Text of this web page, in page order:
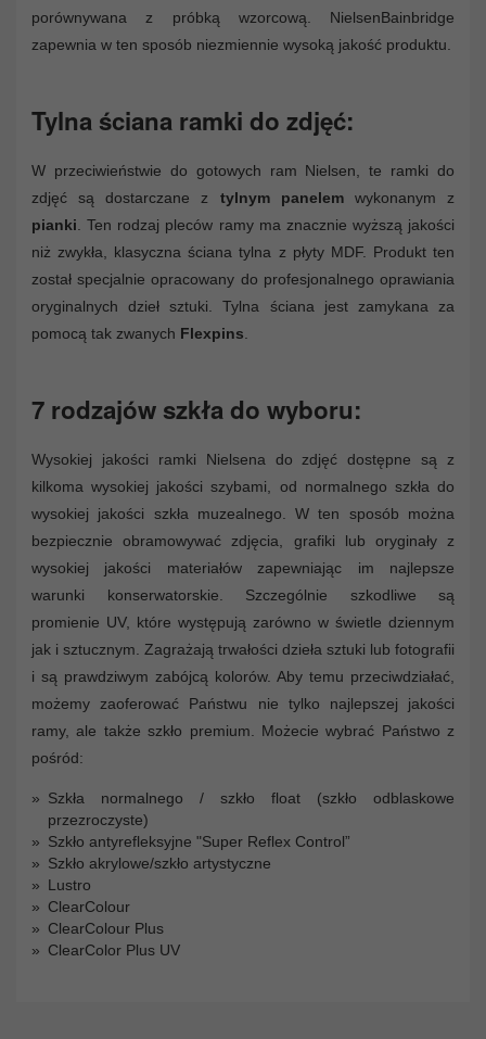
porównywana z próbką wzorcową. NielsenBainbridge
zapewnia w ten sposób niezmiennie wysoką jakość produktu.
Tylna ściana ramki do zdjęć:
W przeciwieństwie do gotowych ram Nielsen, te ramki do
zdjęć są dostarczane z tylnym panelemwykonanym z
pianki . Ten rodzaj pleców ramy ma znacznie wyższą jakości
niż zwykła, klasyczna ściana tylna z płyty MDF. Produkt ten
został specjalnie opracowany do profesjonalnego oprawiania
oryginalnych dzieł sztuki. Tylna ściana jest zamykana za
pomocą tak zwanych Flexpins
7 rodzajów szkła do wyboru:
Wysokiej jakości ramki Nielsena do zdjęć dostępne są z
kilkoma wysokiej jakości szybami, od normalnego szkła do
wysokiej jakości szkła muzealnego. W ten sposób można
bezpiecznie obramowywać zdjęcia, grafiki lub oryginały z
wysokiej jakości materiałów zapewniając im najlepsze
warunki konserwatorskie. Szczególnie szkodliwe są
promienie UV, które występują zarówno w świetle dziennym
jak i sztucznym. Zagrażają trwałości dzieła sztuki lub fotografii
i są prawdziwym zabójcą kolorów. Aby temu przeciwdziałać,
możemy zaoferować Państwu nie tylko najlepszej jakości
ramy, ale także szkło premium. Możecie wybrać Państwo z
pośród:
Szkła normalnego / szkło float (szkło odblaskowe
przezroczyste)
Szkło antyrefleksyjne "Super Reflex Control”
Szkło akrylowe/szkło artystyczne
Lustro
ClearColour
ClearColour Plus
ClearColor Plus UV